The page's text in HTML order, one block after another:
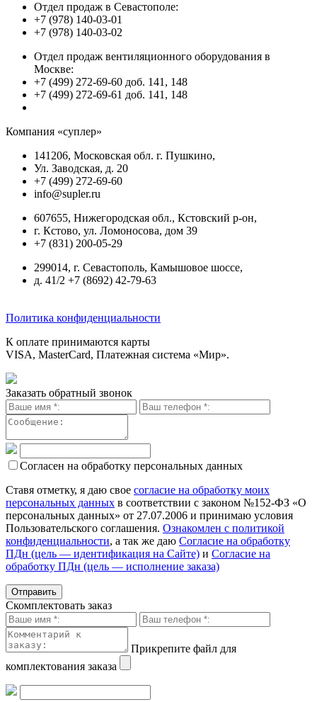
Отдел продаж в Севастополе:
+7 (978) 140-03-01
+7 (978) 140-03-02
Отдел продаж вентиляционного оборудования в
Москве:
+7 (499) 272-69-60 доб. 141, 148
+7 (499) 272-69-61 доб. 141, 148
Компания «суплер»
141206, Московская обл. г. Пушкино,
Ул. Заводская, д. 20
+7 (499) 272-69-60
info@supler.ru
607655, Нижегородская обл., Кстовский р-он,
г. Кстово, ул. Ломоносова, дом 39
+7 (831) 200-05-29
299014, г. Севастополь, Камышовое шоссе,
д. 41/2 +7 (8692) 42-79-63
Политика конфиденциальности
К оплате принимаются карты
VISA, MasterCard, Платежная система «Мир».
Заказать обратный звонок
Согласен на обработку персональных данных
Ставя отметку, я даю свое согласие на обработку моих
персональных данных в соответствии с законом №152-ФЗ «О
персональных данных» от 27.07.2006 и принимаю условия
Пользовательского соглашения. Ознакомлен с политикой
конфиденциальности, а так же даю Согласие на обработку
ПДн (цель — идентификация на Сайте) и Согласие на
обработку ПДн (цель — исполнение заказа)
Скомплектовать заказ
Прикрепите файл для
комплектования заказа